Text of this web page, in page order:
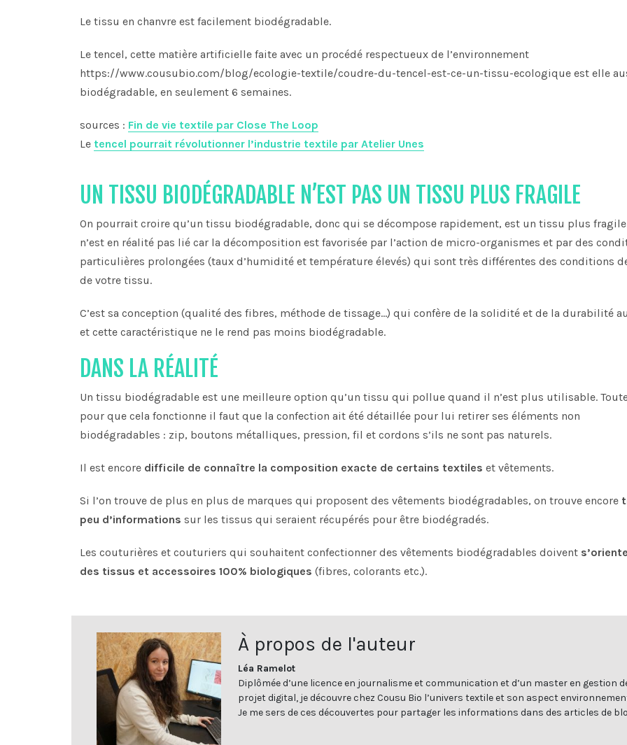
Le tissu en chanvre est facilement biodégradable.
Le tencel, cette matière artificielle faite avec un procédé respectueux de l’environnement
https://www.cousubio.com/blog/ecologie-textile/coudre-du-tencel-est-ce-un-tissu-ecologique est elle
biodégradable, en seulement 6 semaines.
sources : Fin de vie textile par Close The Loop
Le tencel pourrait révolutionner l’industrie textile par Atelier Unes
UN TISSU BIODÉGRADABLE N’EST PAS UN TISSU PLUS FRAGILE
On pourrait croire qu’un tissu biodégradable, donc qui se décompose rapidement, est un tissu plus
n’est en réalité pas lié car la décomposition est favorisée par l’action de micro-organismes et par des
particulières prolongées (taux d’humidité et température élevés) qui sont très différentes des conditions
de votre tissu.
C’est sa conception (qualité des fibres, méthode de tissage…) qui confère de la solidité et de la durabilité
et cette caractéristique ne le rend pas moins biodégradable.
DANS LA RÉALITÉ
Un tissu biodégradable est une meilleure option qu’un tissu qui pollue quand il n’est plus utilisable.
pour que cela fonctionne il faut que la confection ait été détaillée pour lui retirer ses éléments non
biodégradables : zip, boutons métalliques, pression, fil et cordons s’ils ne sont pas naturels.
Il est encore difficile de connaître la composition exacte de certains textiles et vêtements.
Si l’on trouve de plus en plus de marques qui proposent des vêtements biodégradables, on trouve encore
peu d’informations sur les tissus qui seraient récupérés pour être biodégradés.
Les couturières et couturiers qui souhaitent confectionner des vêtements biodégradables doivent
des tissus et accessoires 100% biologiques (fibres, colorants etc.).
À propos de l'auteur
Léa Ramelot
Diplômée d’une licence en journalisme et communication et d’un master en gestion
projet digital, je découvre chez Cousu Bio l’univers textile et son aspect
Je me sers de ces découvertes pour partager les informations dans des articles de